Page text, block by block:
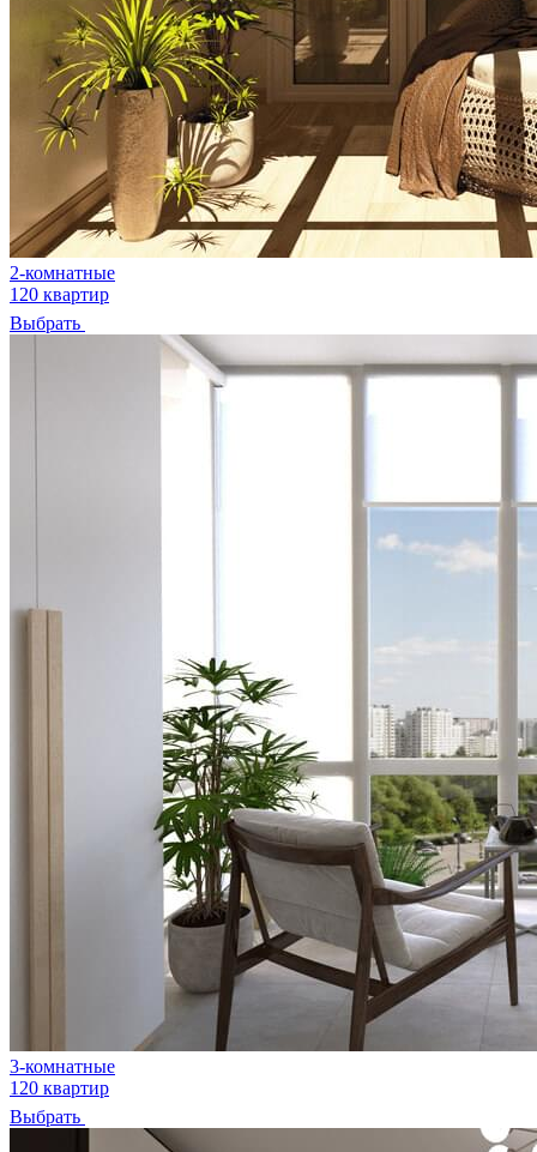
2-комнатные
120 квартир
Выбрать
3-комнатные
120 квартир
Выбрать